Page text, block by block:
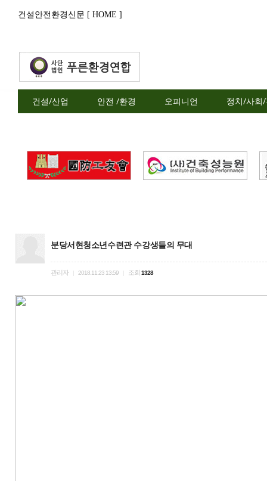
건설안전환경신문 [ HOME ]
건설/산업 안전 /환경 오피니언 정치/사회
분당서현청소년수련관 수강생들의 무대
관리자 2018.11.23 13:59 조회 1328